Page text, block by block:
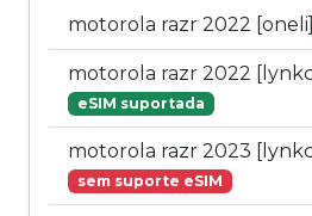
motorola razr 2022 [oneli]
motorola razr 2022
eSIM suportada
motorola razr 2023
sem suporte eSIM